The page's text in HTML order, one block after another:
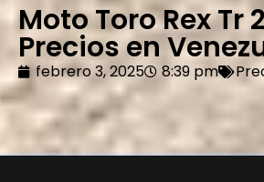
Moto Toro Rex Tr
Precios en
febrero 3, 2025 8:39 pm